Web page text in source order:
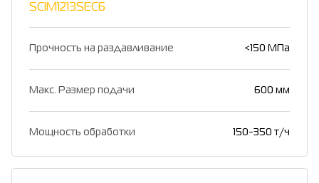
SCIM1213SEC6
Прочность на раздавливание <150 МПа
Макс. Размер подачи 600 мм
Мощность обработки 150-350 т/ч